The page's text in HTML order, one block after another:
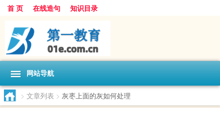
首 页 在线造句 知识目录
网站导航
> 文章列表 > 灰枣上面的灰如何处理